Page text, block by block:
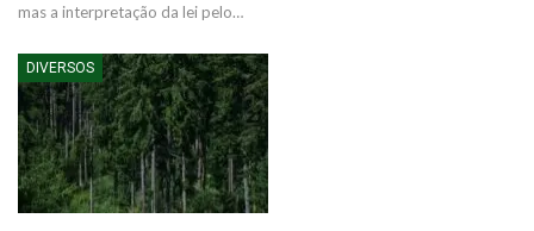
mas a interpretação da lei pelo…
DIVERSOS